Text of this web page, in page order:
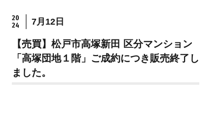
住まいを売る
20
24
7月12日
【売買】松戸市高塚新田 区分マンション
「高塚団地１階」ご成約につき販売終了し
ました。